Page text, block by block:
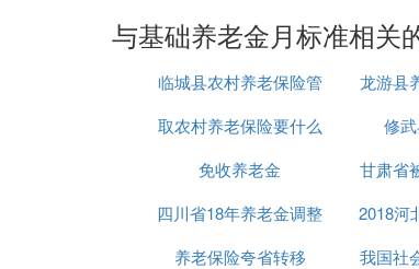
与基础养老金月标准相关
临城县农村养老保险管
理所
龙游县
取农村养老保险要什么
修
免收养老金
甘肃省
保
四川省18年养老金调整
方案四川
2018河
养老保险夸省转移
我国社